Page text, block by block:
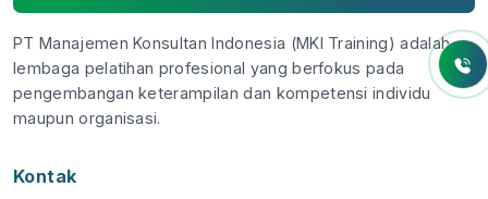
PT Manajemen Konsultan Indonesia (MKI Training) adalah
lembaga pelatihan profesional yang berfokus pada
pengembangan keterampilan dan kompetensi individu
maupun organisasi.
Kontak